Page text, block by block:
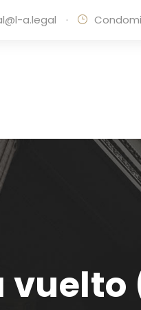
a.legal ·